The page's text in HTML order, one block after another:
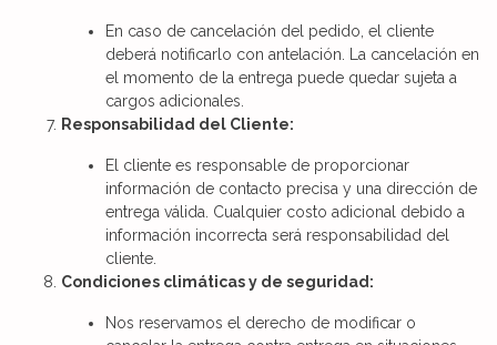
En caso de cancelación del pedido, el cliente
deberá notificarlo con antelación. La cancelación en
el momento de la entrega puede quedar sujeta a
cargos adicionales.
Responsabilidad del Cliente:
El cliente es responsable de proporcionar
información de contacto precisa y una dirección de
entrega válida. Cualquier costo adicional debido a
información incorrecta será responsabilidad del
cliente.
Condiciones climáticas y de seguridad:
Nos reservamos el derecho de modificar o